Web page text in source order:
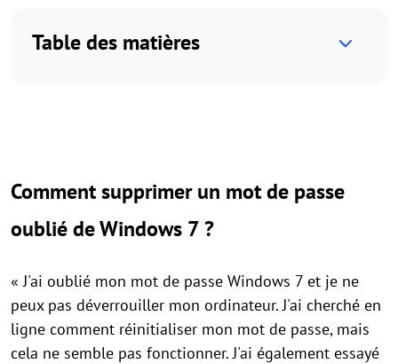
Table des matières
Comment supprimer un mot de passe
oublié de Windows 7 ?
« J'ai oublié mon mot de passe Windows 7 et je ne
peux pas déverrouiller mon ordinateur. J'ai cherché en
ligne comment réinitialiser mon mot de passe, mais
cela ne semble pas fonctionner. J'ai également essayé